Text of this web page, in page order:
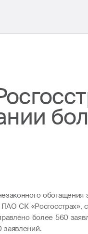
обогащения
СК «Росгосстрах»,
более 560